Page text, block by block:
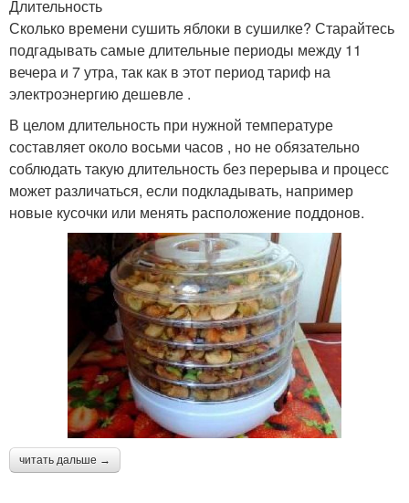
Длительность
Сколько времени сушить яблоки в сушилке? Старайтесь
подгадывать самые длительные периоды между 11
вечера и 7 утра, так как в этот период тариф на
электроэнергию дешевле .
В целом длительность при нужной температуре
составляет около восьми часов , но не обязательно
соблюдать такую длительность без перерыва и процесс
может различаться, если подкладывать, например
новые кусочки или менять расположение поддонов.
читать дальше →